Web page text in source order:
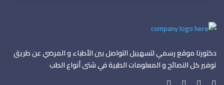
دكتورنا موقع رسمي لتسهييل التواصل بين الأطباء و المرضي عن طريق
توفير كل النصائح و المعلومات الطبية في شتى أنواع الطب